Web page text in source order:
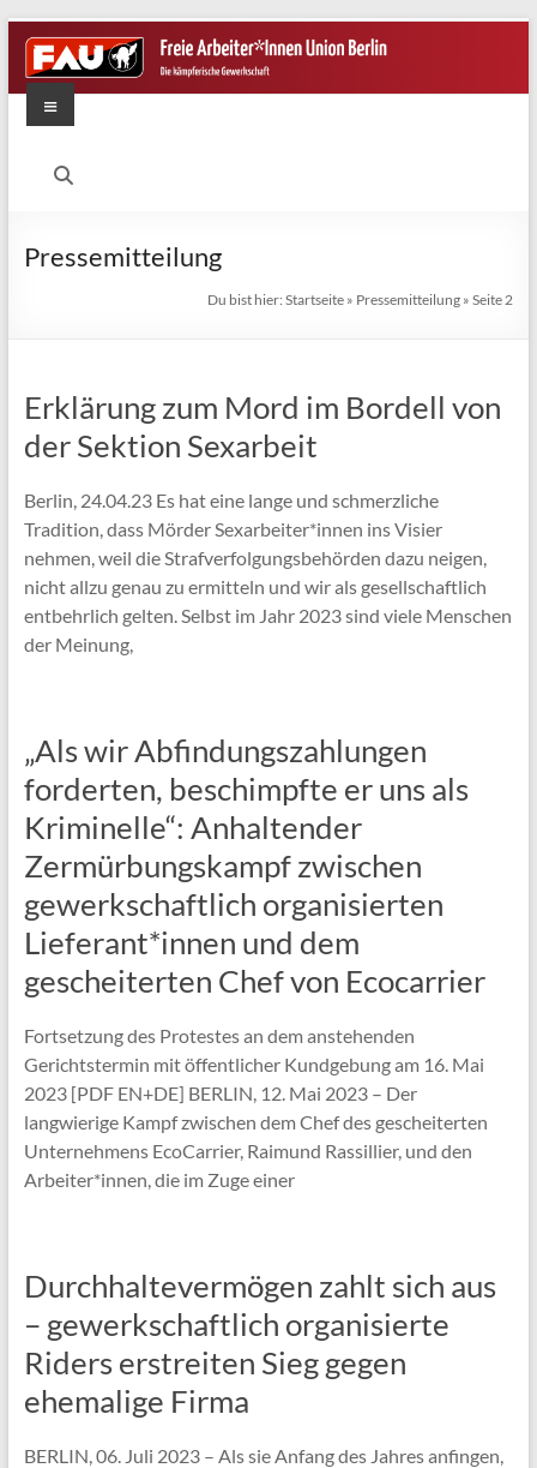
Zum
Inhalt
springen
FAU
kämpferische
Menü
Pressemitteilung
Du bist hier:Startseite » Pressemitteilung »Seite 2
Erklärung zum Mord im Bordell von
der Sektion Sexarbeit
Berlin, 24.04.23 Es hat eine lange und schmerzliche
Tradition, dass Mörder Sexarbeiter*innen ins Visier
nehmen, weil die Strafverfolgungsbehörden dazu neigen,
nicht allzu genau zu ermitteln und wir als gesellschaftlich
entbehrlich gelten. Selbst im Jahr 2023 sind viele Menschen
der Meinung,
„Als wir Abfindungszahlungen
forderten, beschimpfte er uns als
Kriminelle“: Anhaltender
Zermürbungskampf zwischen
gewerkschaftlich organisierten
Lieferant*innen und dem
gescheiterten Chef von Ecocarrier
Fortsetzung des Protestes an dem anstehenden
Gerichtstermin mit öffentlicher Kundgebung am 16. Mai
2023 [PDF EN+DE] BERLIN, 12. Mai 2023 – Der
langwierige Kampf zwischen dem Chef des gescheiterten
Unternehmens EcoCarrier, Raimund Rassillier, und den
Arbeiter*innen, die im Zuge einer
Durchhaltevermögen zahlt sich aus
– gewerkschaftlich organisierte
Riders erstreiten Sieg gegen
ehemalige Firma
BERLIN, 06. Juli 2023 – Als sie Anfang des Jahres anfingen,